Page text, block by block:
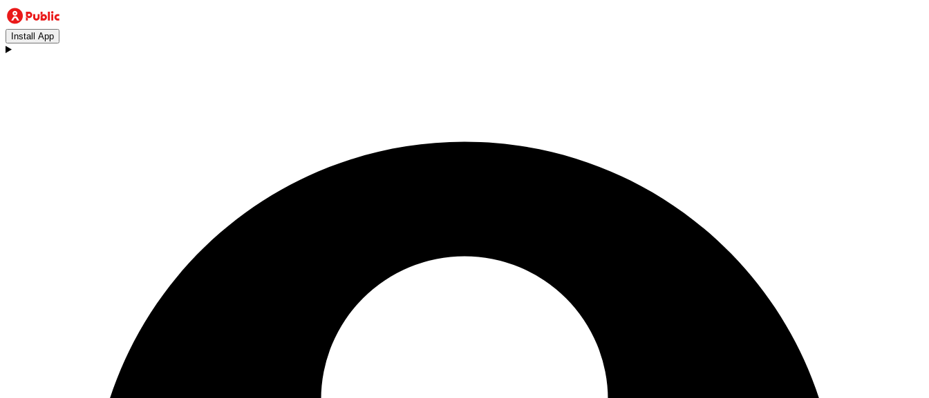
Install App